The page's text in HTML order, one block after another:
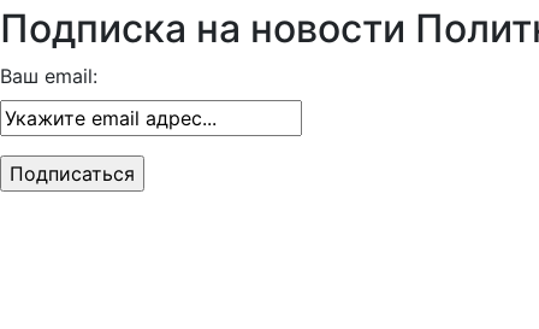
Подписка на новости
Ваш email: